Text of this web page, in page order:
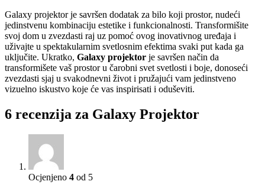
Galaxy projektor je savršen dodatak za bilo koji prostor, nudeći
jedinstvenu kombinaciju estetike i funkcionalnosti. Transformišite
svoj dom u zvezdasti raj uz pomoć ovog inovativnog uređaja i
uživajte u spektakularnim svetlosnim efektima svaki put kada ga
uključite. Ukratko, Galaxy projektor je savršen način da
transformišete vaš prostor u čarobni svet svetlosti i boje, donoseći
zvezdasti sjaj u svakodnevni život i pružajući vam jedinstveno
vizuelno iskustvo koje će vas inspirisati i oduševiti.
6 recenzija za Galaxy Projektor
Ocjenjeno 4 od 5